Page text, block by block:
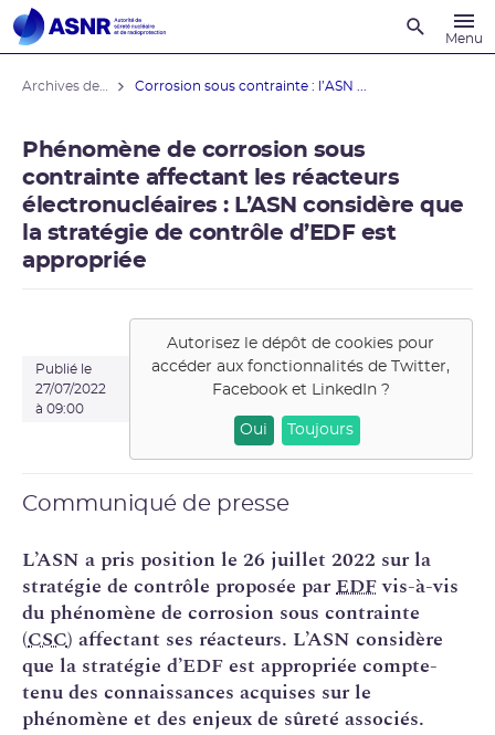
Menu
Corrosion sous contrainte : l’ASN ...
Phénomène de corrosion sous
contrainte affectant les réacteurs
électronucléaires : L’ASN considère que
la stratégie de contrôle d’EDF est
appropriée
Publié le
27/07/2022
à 09:00
Autorisez le dépôt de cookies pour
accéder aux fonctionnalités deTwitter,
Facebook et LinkedIn?
Oui Toujours
Communiqué de presse
L’ASN a pris position le 26 juillet 2022 sur la
stratégie de contrôle proposée parEDFvis-à-vis
du phénomène de corrosion sous contrainte
(CSC) affectant ses réacteurs. L’ASN considère
que la stratégie d’EDF est appropriée compte-
tenu des connaissances acquises sur le
phénomène et des enjeux de sûreté associés.